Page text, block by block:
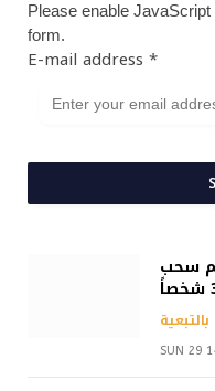
Please enable
form.
E-mail address *
سحب